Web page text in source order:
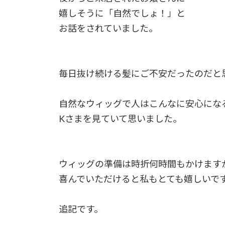
嬉しそうに「自然でしょ！」と
お話をされていました。
毎日抜け続ける髪にご不安だったのだと
自然なウィッグで人はこんなに安心にな
Kさまを見ていて思いました。
ウィッグの準備は時折何時間もかけます
喜んでいただけると私もとても嬉しいです
追記です。